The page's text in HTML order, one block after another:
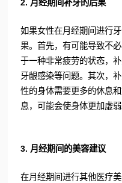
2. 月经期间补牙的后果
如果女性在月经期间进行
果。首先，有可能导致不
于一种非常疲劳的状态，
牙龈感染等问题。其次，
性的身体需要更多的休息
息，可能会使身体更加虚弱
3. 月经期间的美容建议
在月经期间进行其他医疗